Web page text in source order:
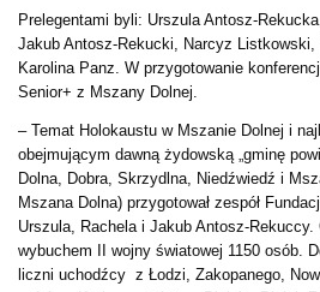
Prelegentami byli: Urszula Antosz-
Jakub Antosz-Rekucki, Narcyz Listkowski,
Karolina Panz. W przygotowanie
Senior+ z Mszany Dolnej.
– Temat Holokaustu w Mszanie Dolnej i
obejmującym dawną żydowską „gminę
Dolna, Dobra, Skrzydlna, Niedźwiedź i
Mszana Dolna) przygotował zespół
Urszula, Rachela i Jakub Antosz-Rekuccy.
wybuchem II wojny światowej 1150 osób.
liczni uchodźcy z Łodzi, Zakopanego,